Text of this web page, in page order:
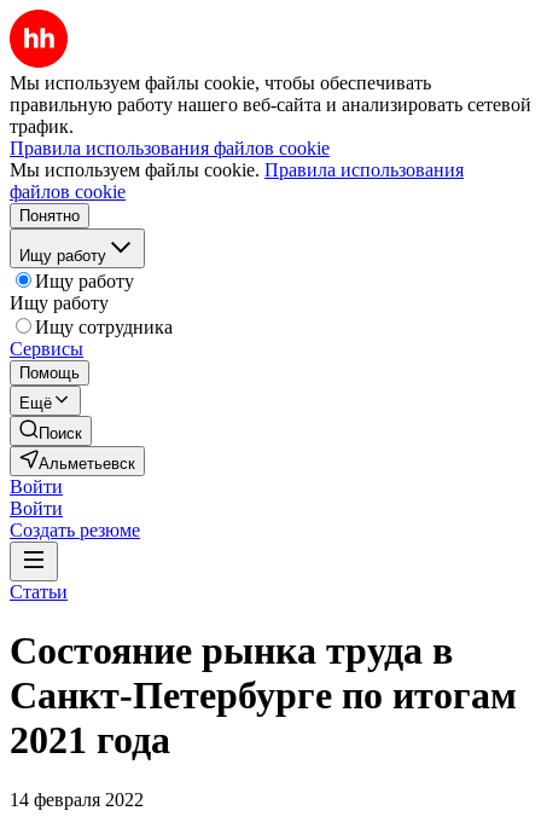
Мы используем файлы cookie, чтобы обеспечивать
правильную работу нашего веб-сайта и анализировать сетевой
трафик.
Правила использования файлов cookie
Мы используем файлы cookie. Правила использования
файлов cookie
Понятно
Ищу работу
Ищу работу
Ищу работу
Ищу сотрудника
Сервисы
Помощь
Ещё
Поиск
Альметьевск
Войти
Войти
Создать резюме
Статьи
Состояние рынка труда в
Санкт-Петербурге по итогам
2021 года
14 февраля 2022